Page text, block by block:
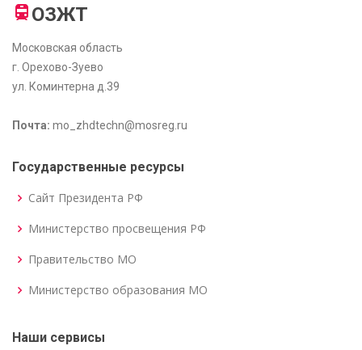
ОЗЖТ
Московская область
г. Орехово-Зуево
ул. Коминтерна д.39
Почта: mo_zhdtechn@mosreg.ru
Государственные ресурсы
Сайт Президента РФ
Министерство просвещения РФ
Правительство МО
Министерство образования МО
Наши сервисы